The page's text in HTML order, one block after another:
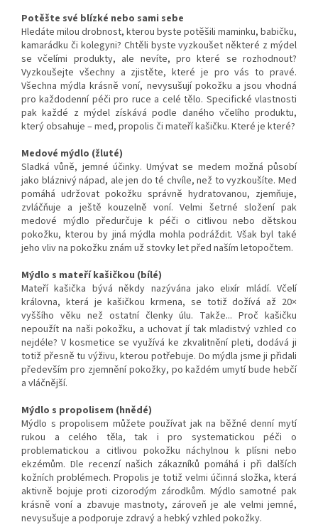
Potěšte své blízké nebo sami sebe
Hledáte milou drobnost, kterou byste potěšili maminku, babičku,
kamarádku či kolegyni? Chtěli byste vyzkoušet některé z mýdel
se včelími produkty, ale nevíte, pro které se rozhodnout?
Vyzkoušejte všechny a zjistěte, které je pro vás to pravé.
Všechna mýdla krásně voní, nevysušují pokožku a jsou vhodná
pro každodenní péči pro ruce a celé tělo. Specifické vlastnosti
pak každé z mýdel získává podle daného včelího produktu,
který obsahuje – med, propolis či mateří kašičku. Které je které?
Medové mýdlo (žluté)
Sladká vůně, jemné účinky. Umývat se medem možná působí
jako bláznivý nápad, ale jen do té chvíle, než to vyzkoušíte. Med
pomáhá udržovat pokožku správně hydratovanou, zjemňuje,
zvláčňuje a ještě kouzelně voní. Velmi šetrné složení pak
medové mýdlo předurčuje k péči o citlivou nebo dětskou
pokožku, kterou by jiná mýdla mohla podráždit. Však byl také
jeho vliv na pokožku znám už stovky let před naším letopočtem.
Mýdlo s mateří kašičkou (bílé)
Mateří kašička bývá někdy nazývána jako elixír mládí. Včelí
královna, která je kašičkou krmena, se totiž dožívá až 20×
vyššího věku než ostatní členky úlu. Takže... Proč kašičku
nepoužít na naši pokožku, a uchovat jí tak mladistvý vzhled co
nejdéle? V kosmetice se využívá ke zkvalitnění pleti, dodává ji
totiž přesně tu výživu, kterou potřebuje. Do mýdla jsme ji přidali
především pro zjemnění pokožky, po každém umytí bude hebčí
a vláčnější.
Mýdlo s propolisem (hnědé)
Mýdlo s propolisem můžete používat jak na běžné denní mytí
rukou a celého těla, tak i pro systematickou péči o
problematickou a citlivou pokožku náchylnou k plísni nebo
ekzémům. Dle recenzí našich zákazníků pomáhá i při dalších
kožních problémech. Propolis je totiž velmi účinná složka, která
aktivně bojuje proti cizorodým zárodkům. Mýdlo samotné pak
krásně voní a zbavuje mastnoty, zároveň je ale velmi jemné,
nevysušuje a podporuje zdravý a hebký vzhled pokožky.